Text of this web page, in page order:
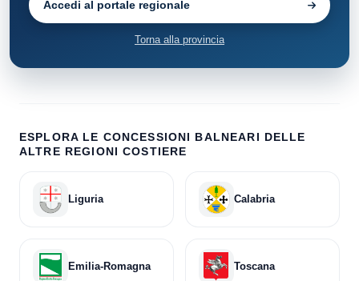
Positano 57
San Mauro Cilento
Santa Marina
Vibonati
Accedi al portale regionale
Torna alla provincia
ESPLORA LE CONCESSIONI BALNEARI DELLE
ALTRE REGIONI COSTIERE
Liguria Calabria
Emilia-Romagna Toscana